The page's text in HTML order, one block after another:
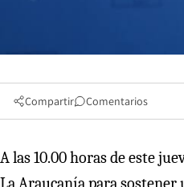
Compartir Comentarios
A las 10.00 horas de este
La Araucanía para